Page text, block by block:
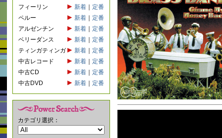
フィーリン
新着
定番
ペルー
新着
定番
アルゼンチン
新着
定番
ベリーダンス
新着
定番
ティンガティンガ
新着
定番
中古レコード
新着
定番
中古CD
新着
定番
中古DVD
新着 定番
カテゴリ選択：